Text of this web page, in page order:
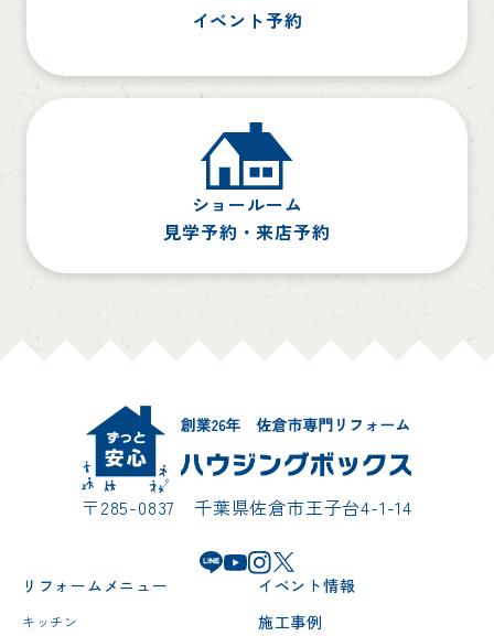
イベント予約
ショールーム
見学予約・来店予約
〒285-0837 千葉県佐倉市王子台4-1-14
リフォームメニュー
キッチン
イベント情報
施工事例